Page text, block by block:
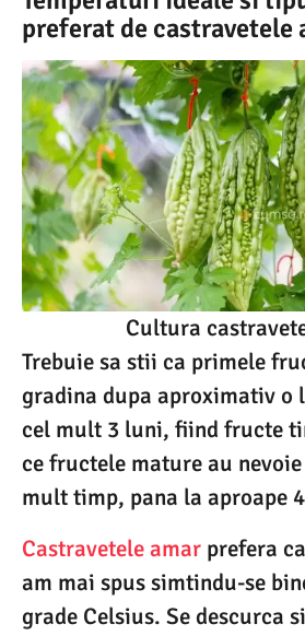
preferat de castravetele
Cultura
Trebuie sa stii ca primele
gradina dupa aproximativ o
cel mult 3 luni, fiind fructe
ce fructele mature au
mult timp, pana la aproape
Castravetele amar prefera
am mai spus simtindu-se
grade Celsius. Se descurca